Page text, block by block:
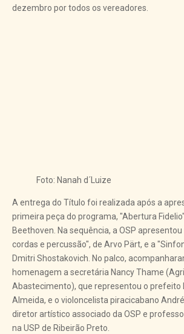
dezembro por todos os vereadores.
Foto: Nanah d´Luize
A entrega do Título foi realizada após a
primeira peça do programa, "Abertura
Beethoven. Na sequência, a OSP
cordas e percussão", de Arvo Pärt, e a
Dmitri Shostakovich. No palco,
homenagem a secretária Nancy Thame
Abastecimento), que representou o prefeito
Almeida, e o violoncelista piracicabano
diretor artístico associado da OSP e
na USP de Ribeirão Preto.